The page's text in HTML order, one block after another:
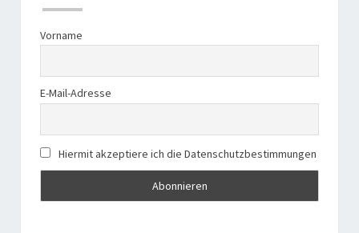
Vorname
E-Mail-Adresse
Hiermit akzeptiere ich die Datenschutzbestimmungen